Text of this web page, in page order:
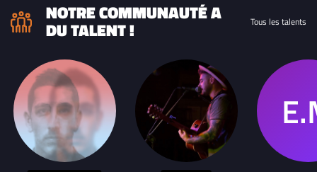
NOTRE COMMUNAUTÉ A
DU TALENT ! Tous les talents